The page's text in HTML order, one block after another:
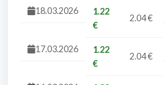
18.03.2026
1.22
€
2.04 €
17.03.2026
1.22
€
2.04 €